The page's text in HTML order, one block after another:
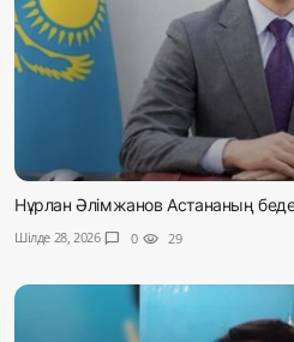
Нұрлан Әлімжанов Астананың
Шілде 28, 2026 chat_bubble 0 visibility 29